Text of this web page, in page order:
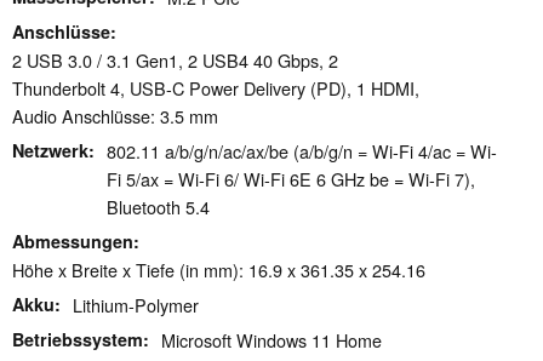
Anschlüsse
2 USB 3.0 / 3.1 Gen1, 2 USB4 40 Gbps, 2
Thunderbolt 4, USB-C Power Delivery (PD), 1 HDMI,
Audio Anschlüsse: 3.5 mm
Netzwerk
802.11 a/​b/​g/​n/​ac/​ax/​be (a/b/g/n = Wi-Fi 4/ac = Wi-
Fi 5/ax = Wi-Fi 6/ Wi-Fi 6E 6 GHz be = Wi-Fi 7),
Bluetooth 5.4
Abmessungen
Höhe x Breite x Tiefe (in mm): 16.9 x 361.35 x 254.16
Akku Lithium-Polymer
Betriebssystem Microsoft Windows 11 Home